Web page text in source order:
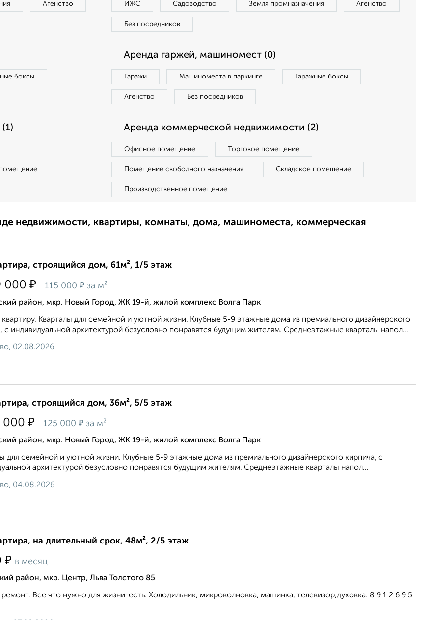
Агенство ИЖС Садоводство Земля промназначения Агенство
Без посредников
боксы
Аренда гаржей, машиномест (0)
Гаражи Машиноместа в паркинге Гаражные боксы
Агенство Без посредников
Аренда коммерческой недвижимости (2)
Офисное помещение Торговое помещение
Помещение свободного назначения Складское помещение
Производственное помещение
недвижимости, квартиры, комнаты, дома, машиноместа, коммерческая
строящийся дом, 61м², 1/5 этаж
000 ₽ 115 000 ₽ за м²
район, мкр. Новый Город, ЖК 19-й, жилой комплекс Волга Парк
Кварталы для семейной и уютной жизни. Клубные 5-9 этажные дома из премиального дизайнерского
с индивидуальной архитектурой безусловно понравятся будущим жителям. Среднеэтажные кварталы напол...
02.08.2026
строящийся дом, 36м², 5/5 этаж
000 ₽ 125 000 ₽ за м²
район, мкр. Новый Город, ЖК 19-й, жилой комплекс Волга Парк
для семейной и уютной жизни. Клубные 5-9 этажные дома из премиального дизайнерского кирпича, с
архитектурой безусловно понравятся будущим жителям. Среднеэтажные кварталы напол...
04.08.2026
на длительный срок, 48м², 2/5 этаж
₽ в месяц
район, мкр. Центр, Льва Толстого 85
Все что нужно для жизни-есть. Холодильник, микроволновка, машинка, телевизор,духовка. 8 9 1 2 6 9 5